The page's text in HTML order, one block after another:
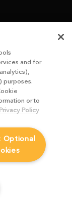
and for
purposes.
or to
Privacy Policy
Optional